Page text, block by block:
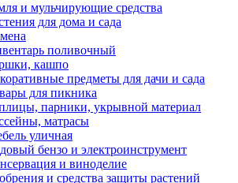
и мульчирующие средства
для дома и сада
поливочный
кашпо
предметы для дачи и сада
для пикника
парники, укрывной материал
матрасы
уличная
бензо и электроинструмент
и виноделие
и средства защиты растений